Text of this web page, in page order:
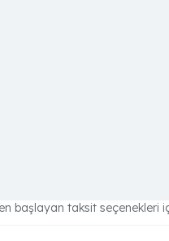
başlayan taksit seçenekleri